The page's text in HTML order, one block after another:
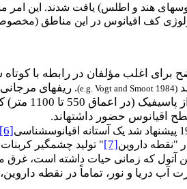
هند و اطلس) یافت شدند. این
کف اقیانوس در این مناطق
برای اغلب مؤلفان در رابطه با
(e.g. Vogt and Smoot 1984). ریف­های
550 تا 1100 متر) که از فسفریت­های پرندگان دریایی مشتق شده­اند
اقیانوس حضور داشته­اند.
[6]
"نقطه داروین[7]" تولید چشمگیر کربنات
آتول که زمانی حیات داشته است، غرق